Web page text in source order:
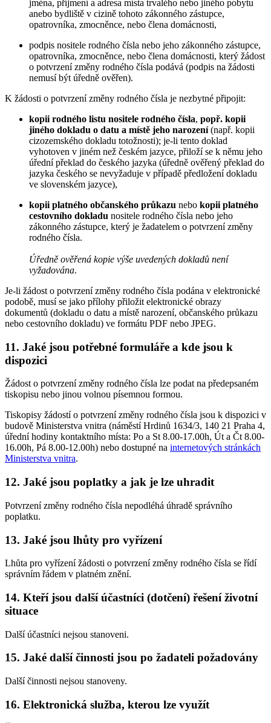
jména, příjmení a adresa místa trvalého nebo jiného pobytu
anebo bydliště v cizině tohoto zákonného zástupce,
opatrovníka, zmocněnce, nebo člena domácnosti,
podpis nositele rodného čísla nebo jeho zákonného zástupce,
opatrovníka, zmocněnce, nebo člena domácnosti, který žádost
o potvrzení změny rodného čísla podává (podpis na žádosti
nemusí být úředně ověřen).
K žádosti o potvrzení změny rodného čísla je nezbytné připojit:
kopii rodného listu nositele rodného čísla, popř. kopii
jiného dokladu o datu a místě jeho narození(např. kopii
cizozemského dokladu totožnosti); je-li tento doklad
vyhotoven v jiném než českém jazyce, přiloží se k němu jeho
úřední překlad do českého jazyka (úředně ověřený překlad do
jazyka českého se nevyžaduje v případě předložení dokladu
ve slovenském jazyce),
kopii platného občanského průkazu nebo kopii platného
cestovního dokladu nositele rodného čísla nebo jeho
zákonného zástupce, který je žadatelem o potvrzení změny
rodného čísla.
Úředně ověřená kopie výše uvedených dokladů není
vyžadována.
Je-li žádost o potvrzení změny rodného čísla podána v elektronické
podobě, musí se jako přílohy přiložit elektronické obrazy
dokumentů (dokladu o datu a místě narození, občanského průkazu
nebo cestovního dokladu) ve formátu PDF nebo JPEG.
11. Jaké jsou potřebné formuláře a kde jsou k
dispozici
Žádost o potvrzení změny rodného čísla lze podat na předepsaném
tiskopisu nebo jinou volnou písemnou formou.
Tiskopisy žádostí o potvrzení změny rodného čísla jsou k dispozici v
budově Ministerstva vnitra (náměstí Hrdinů 1634/3, 140 21 Praha 4,
úřední hodiny kontaktního místa: Po a St 8.00-17.00h, Út a Čt 8.00-
16.00h, Pá 8.00-12.00h) nebo dostupné na internetových stránkách
Ministerstva vnitra.
12. Jaké jsou poplatky a jak je lze uhradit
Potvrzení změny rodného čísla nepodléhá úhradě správního
poplatku.
13. Jaké jsou lhůty pro vyřízení
Lhůta pro vyřízení žádosti o potvrzení změny rodného čísla se řídí
správním řádem v platném znění.
14. Kteří jsou další účastníci (dotčení) řešení životní
situace
Další účastníci nejsou stanoveni.
15. Jaké další činnosti jsou po žadateli požadovány
Další činnosti nejsou stanoveny.
16. Elektronická služba, kterou lze využít